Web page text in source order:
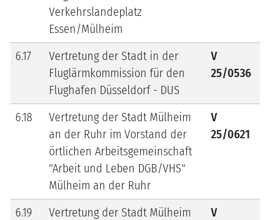
Verkehrslandeplatz
Essen/Mülheim
6.17
Vertretung der Stadt in der
Fluglärmkommission für den
Flughafen Düsseldorf - DUS
V
25/0536
6.18
Vertretung der Stadt Mülheim
an der Ruhr im Vorstand der
örtlichen Arbeitsgemeinschaft
"Arbeit und Leben DGB/VHS"
Mülheim an der Ruhr
V
25/0621
6.19
Vertretung der Stadt Mülheim
V